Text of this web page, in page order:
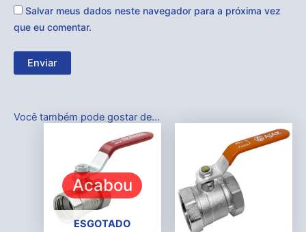
Salvar meus dados neste navegador para a próxima vez
que eu comentar.
Você também pode gostar de…
Acabou
ESGOTADO